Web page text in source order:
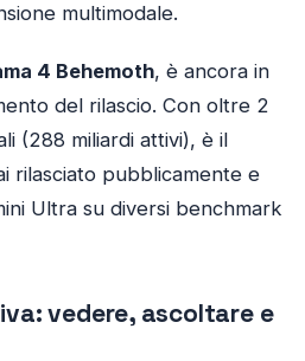
multimodale.
4 Behemoth, è ancora in
del rilascio. Con oltre 2
(288 miliardi attivi), è il
rilasciato pubblicamente e
Ultra su diversi benchmark
vedere, ascoltare e